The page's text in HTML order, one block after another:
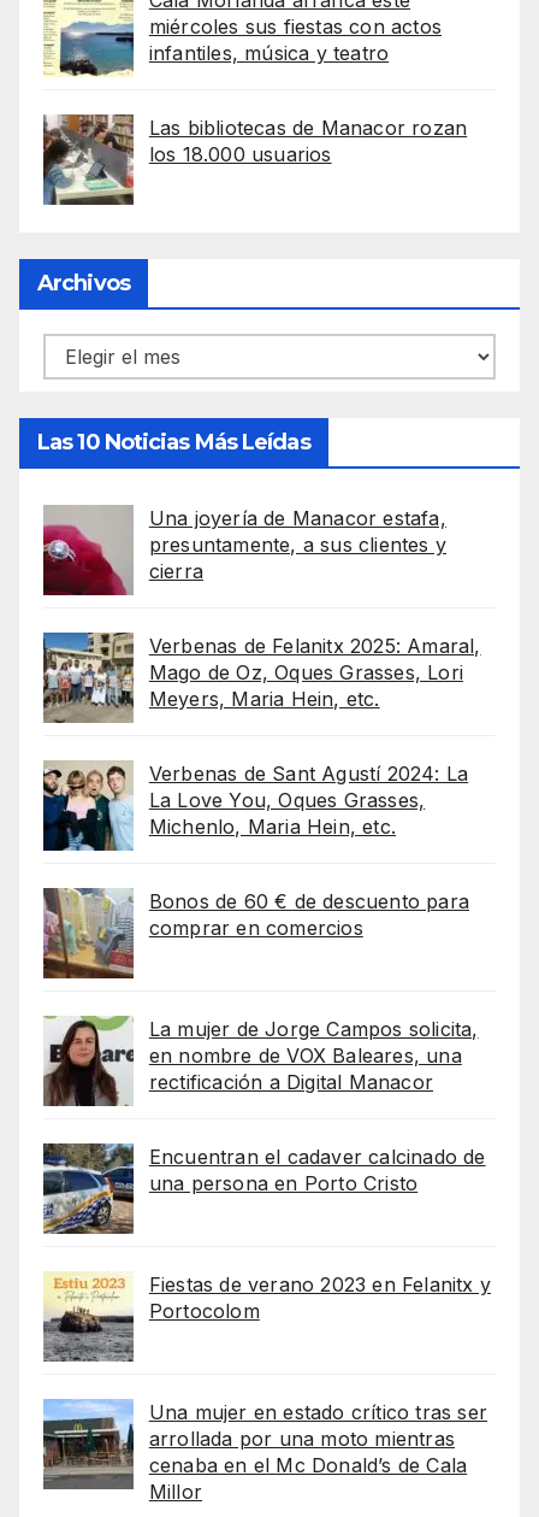
miércoles sus fiestas con actos
infantiles, música y teatro
Las bibliotecas de Manacor rozan
los 18.000 usuarios
Archivos
Archivos
Las 10 Noticias Más Leídas
Una joyería de Manacor estafa,
presuntamente, a sus clientes y
cierra
Verbenas de Felanitx 2025: Amaral,
Mago de Oz, Oques Grasses, Lori
Meyers, Maria Hein, etc.
Verbenas de Sant Agustí 2024: La
La Love You, Oques Grasses,
Michenlo, Maria Hein, etc.
Bonos de 60 € de descuento para
comprar en comercios
La mujer de Jorge Campos solicita,
en nombre de VOX Baleares, una
rectificación a Digital Manacor
Encuentran el cadaver calcinado de
una persona en Porto Cristo
Fiestas de verano 2023 en Felanitx y
Portocolom
Una mujer en estado crítico tras ser
arrollada por una moto mientras
cenaba en el Mc Donald’s de Cala
Millor